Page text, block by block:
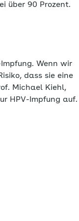
über 90 Prozent.
Wenn wir
dass sie eine
Michael Kiehl,
HPV-Impfung auf.